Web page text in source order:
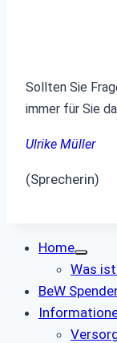
Sollten Sie
immer für Sie
Ulrike Müller
(Sprecherin)
Home
Was
BeW